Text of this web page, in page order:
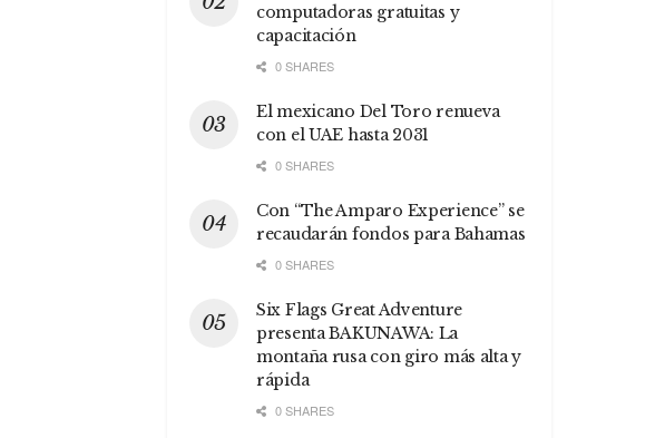
computadoras gratuitas y
capacitación
0 SHARES
El mexicano Del Toro renueva
con el UAE hasta 2031
0 SHARES
Con “The Amparo Experience” se
recaudarán fondos para Bahamas
0 SHARES
Six Flags Great Adventure
presenta BAKUNAWA: La
montaña rusa con giro más alta y
rápida
0 SHARES